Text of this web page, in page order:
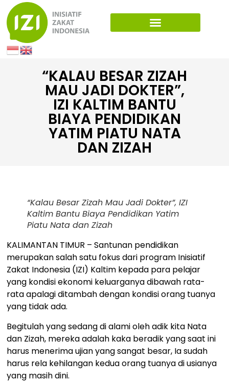
“KALAU BESAR ZIZAH
MAU JADI DOKTER”,
IZI KALTIM BANTU
BIAYA PENDIDIKAN
YATIM PIATU NATA
DAN ZIZAH
“Kalau Besar Zizah Mau Jadi Dokter”, IZI
Kaltim Bantu Biaya Pendidikan Yatim
Piatu Nata dan Zizah
KALIMANTAN TIMUR – Santunan pendidikan
merupakan salah satu fokus dari program Inisiatif
Zakat Indonesia (IZI) Kaltim kepada para pelajar
yang kondisi ekonomi keluarganya dibawah rata-
rata apalagi ditambah dengan kondisi orang tuanya
yang tidak ada.
Begitulah yang sedang di alami oleh adik kita Nata
dan Zizah, mereka adalah kaka beradik yang saat ini
harus menerima ujian yang sangat besar, Ia sudah
harus rela kehilangan kedua orang tuanya di usianya
yang masih dini.